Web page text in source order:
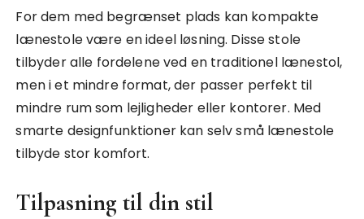
For dem med begrænset plads kan kompakte
lænestole være en ideel løsning. Disse stole
tilbyder alle fordelene ved en traditionel lænestol,
men i et mindre format, der passer perfekt til
mindre rum som lejligheder eller kontorer. Med
smarte designfunktioner kan selv små lænestole
tilbyde stor komfort.
Tilpasning til din stil